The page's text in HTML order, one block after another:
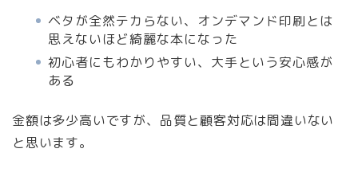
ベタが全然テカらない、オンデマンド印刷とは
思えないほど綺麗な本になった
初心者にもわかりやすい、大手という安心感が
ある
金額は多少高いですが、品質と顧客対応は間違いない
と思います。